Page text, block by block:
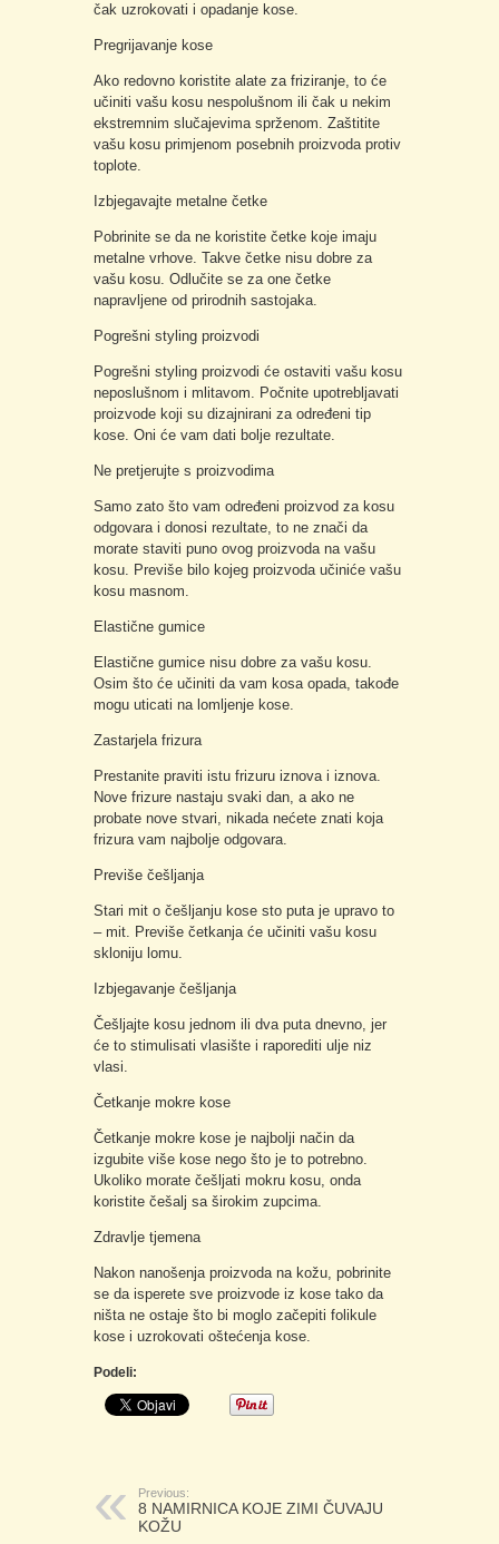
čak uzrokovati i opadanje kose.
Pregrijavanje kose
Ako redovno koristite alate za friziranje, to će
učiniti vašu kosu nespolušnom ili čak u nekim
ekstremnim slučajevima sprženom. Zaštitite
vašu kosu primjenom posebnih proizvoda protiv
toplote.
Izbjegavajte metalne četke
Pobrinite se da ne koristite četke koje imaju
metalne vrhove. Takve četke nisu dobre za
vašu kosu. Odlučite se za one četke
napravljene od prirodnih sastojaka.
Pogrešni styling proizvodi
Pogrešni styling proizvodi će ostaviti vašu kosu
neposlušnom i mlitavom. Počnite upotrebljavati
proizvode koji su dizajnirani za određeni tip
kose. Oni će vam dati bolje rezultate.
Ne pretjerujte s proizvodima
Samo zato što vam određeni proizvod za kosu
odgovara i donosi rezultate, to ne znači da
morate staviti puno ovog proizvoda na vašu
kosu. Previše bilo kojeg proizvoda učiniće vašu
kosu masnom.
Elastične gumice
Elastične gumice nisu dobre za vašu kosu.
Osim što će učiniti da vam kosa opada, takođe
mogu uticati na lomljenje kose.
Zastarjela frizura
Prestanite praviti istu frizuru iznova i iznova.
Nove frizure nastaju svaki dan, a ako ne
probate nove stvari, nikada nećete znati koja
frizura vam najbolje odgovara.
Previše češljanja
Stari mit o češljanju kose sto puta je upravo to
– mit. Previše četkanja će učiniti vašu kosu
skloniju lomu.
Izbjegavanje češljanja
Češljajte kosu jednom ili dva puta dnevno, jer
će to stimulisati vlasište i raporediti ulje niz
vlasi.
Četkanje mokre kose
Četkanje mokre kose je najbolji način da
izgubite više kose nego što je to potrebno.
Ukoliko morate češljati mokru kosu, onda
koristite češalj sa širokim zupcima.
Zdravlje tjemena
Nakon nanošenja proizvoda na kožu, pobrinite
se da isperete sve proizvode iz kose tako da
ništa ne ostaje što bi moglo začepiti folikule
kose i uzrokovati oštećenja kose.
Podeli:
Previous:
8 NAMIRNICA KOJE ZIMI ČUVAJU
KOŽU